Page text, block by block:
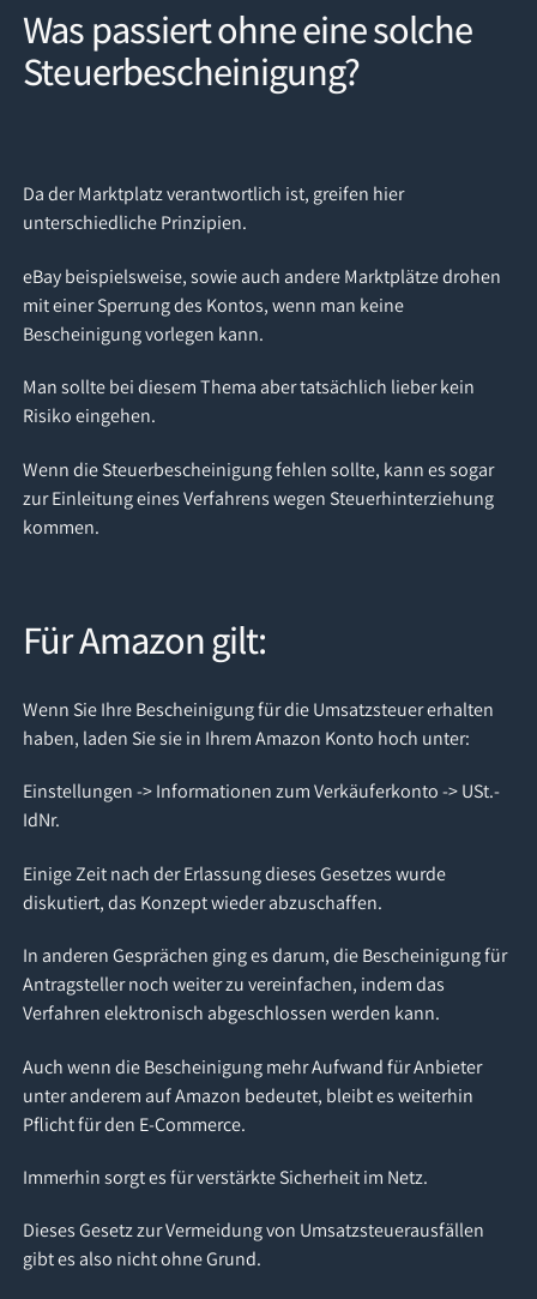
Was passiert ohne eine solche
Steuerbescheinigung?
Da der Marktplatz verantwortlich ist, greifen hier
unterschiedliche Prinzipien.
eBay beispielsweise, sowie auch andere Marktplätze drohen
mit einer Sperrung des Kontos, wenn man keine
Bescheinigung vorlegen kann.
Man sollte bei diesem Thema aber tatsächlich lieber kein
Risiko eingehen.
Wenn die Steuerbescheinigung fehlen sollte, kann es sogar
zur Einleitung eines Verfahrens wegen Steuerhinterziehung
kommen.
Für Amazon gilt:
Wenn Sie Ihre Bescheinigung für die Umsatzsteuer erhalten
haben, laden Sie sie in Ihrem Amazon Konto hoch unter:
Einstellungen -> Informationen zum Verkäuferkonto -> USt.-
IdNr.
Einige Zeit nach der Erlassung dieses Gesetzes wurde
diskutiert, das Konzept wieder abzuschaffen.
In anderen Gesprächen ging es darum, die Bescheinigung für
Antragsteller noch weiter zu vereinfachen, indem das
Verfahren elektronisch abgeschlossen werden kann.
Auch wenn die Bescheinigung mehr Aufwand für Anbieter
unter anderem auf Amazon bedeutet, bleibt es weiterhin
Pflicht für den E-Commerce.
Immerhin sorgt es für verstärkte Sicherheit im Netz.
Dieses Gesetz zur Vermeidung von Umsatzsteuerausfällen
gibt es also nicht ohne Grund.